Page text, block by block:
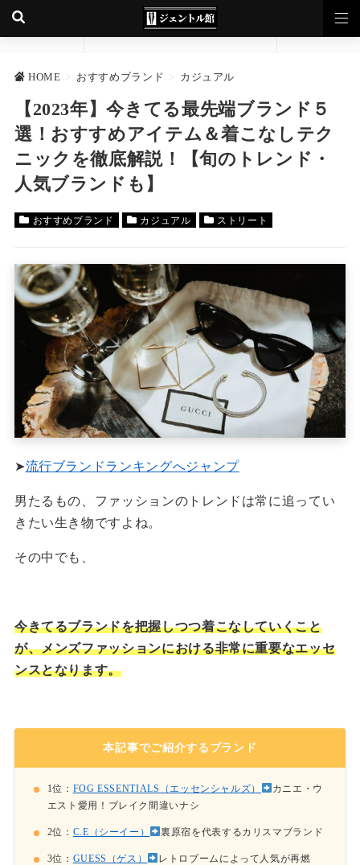
HOME おすすめブランド カジュアル
【2023年】今きてる最先端ブランド５
選！おすすめアイテム＆着こなしテク
ニックを徹底解説！【旬のトレンド・
人気ブランドも】
おすすめブランド カジュアル ストリート
➤流行ブランドランキングへジャンプ
男たるもの、ファッションのトレンドは常に追ってい
きたい生き物ですよね。
その中でも、
今きてるブランドを把握しつつ着こなしていくこと
が、メンズファッションにおける非常に重要なエッセ
ンスとなります。
本記事でご紹介するブランド
1位： FOG ESSENTIALS（エッセンシャルズ）
カニエ・ウ
エスト愛用！ブレイク間違いナシ
2位： C.E（シーイー） 裏原宿を代表するカリスマブランド
3位： GUESS（ゲス） レトロブームによって人気が再燃